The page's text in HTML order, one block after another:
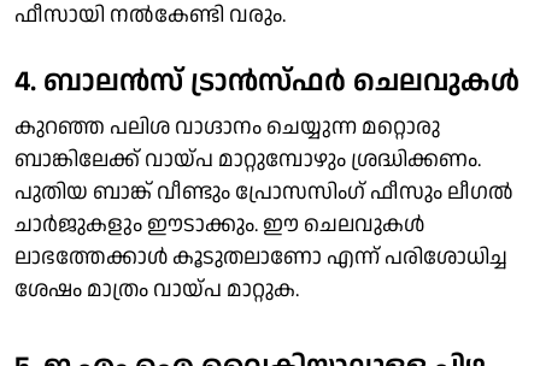
ഫീസായി നല്‍കേണ്ടി വരും.
4. ബാലന്‍സ് ട്രാന്‍സ്ഫര്‍ ചെലവുകള്‍
കുറഞ്ഞ പലിശ വാഗ്ദാനം ചെയ്യുന്ന മറ്റൊരു
ബാങ്കിലേക്ക് വായ്പ മാറ്റുമ്പോഴും ശ്രദ്ധിക്കണം.
പുതിയ ബാങ്ക് വീണ്ടും പ്രോസസിംഗ് ഫീസും ലീഗല്‍
ചാര്‍ജുകളും ഈടാക്കും. ഈ ചെലവുകള്‍
ലാഭത്തേക്കാള്‍ കൂടുതലാണോ എന്ന് പരിശോധിച്ച
ശേഷം മാത്രം വായ്പ മാറ്റുക.